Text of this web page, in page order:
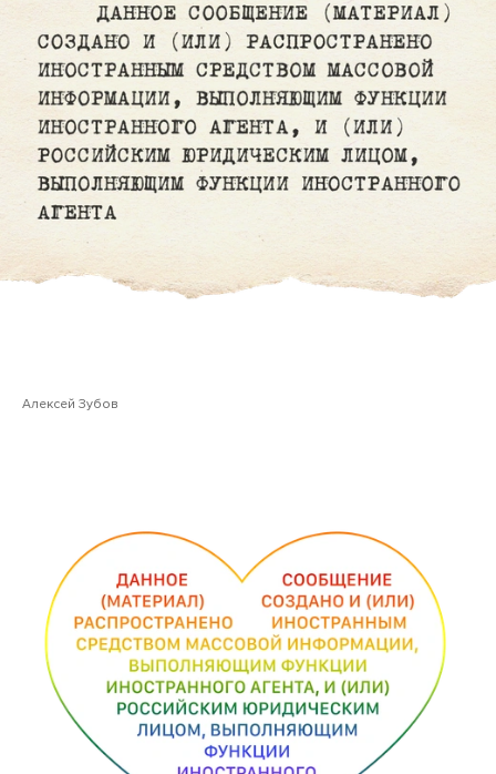
Алексей Зубов